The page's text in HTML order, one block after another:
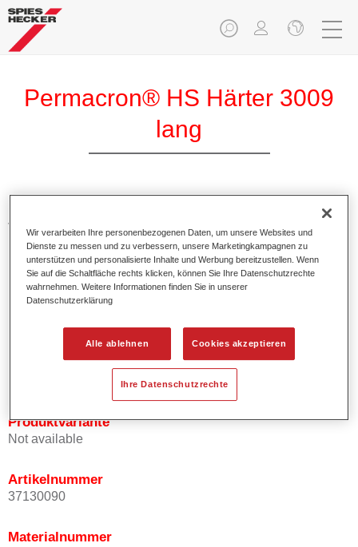
Permacron® HS Härter 3009
lang
Permacron HS Härter 3009 lang ermöglicht eine optimale
Verarbeitung von Permacron HS Füller 5107 und Permacron
HS Klarlack 8007.
Produktmerkmale
Besitzt einen hohen Festkörperanteil.
Verarbeitung.
Eignet sich für alle Ganz- und Teillackierungen auch bei
hohen Temperaturen.
Produktvariante
Not available
Artikelnummer
37130090
Materialnummer
Wir verarbeiten Ihre personenbezogenen Daten, um unsere Websites und
Dienste zu messen und zu verbessern, unsere Marketingkampagnen zu
unterstützen und personalisierte Inhalte und Werbung bereitzustellen. Wenn
Sie auf die Schaltfläche rechts klicken, können Sie Ihre Datenschutzrechte
wahrnehmen. Weitere Informationen finden Sie in unserer
Datenschutzerklärung
Alle ablehnen Cookies akzeptieren
Ihre Datenschutzrechte